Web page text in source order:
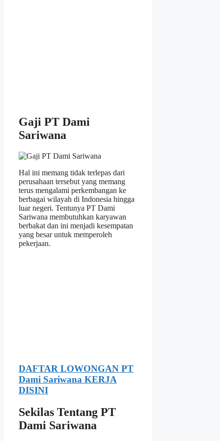
Gaji PT Dami
Sariwana
Hal ini memang tidak terlepas dari
perusahaan tersebut yang memang
terus mengalami perkembangan ke
berbagai wilayah di Indonesia hingga
luar negeri. Tentunya PT Dami
Sariwana membutuhkan karyawan
berbakat dan ini menjadi kesempatan
yang besar untuk memperoleh
pekerjaan.
DAFTAR LOWONGAN PT
Dami Sariwana KERJA
DISINI
Sekilas Tentang PT
Dami Sariwana